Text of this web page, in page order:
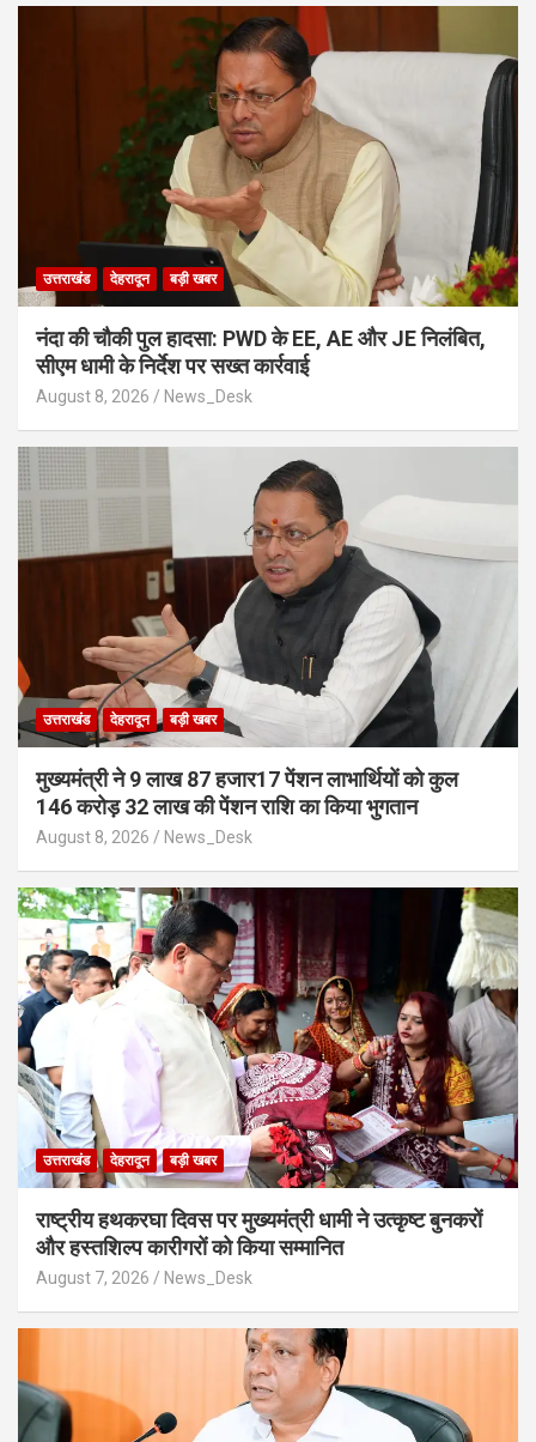
उत्तराखंड देहरादून बड़ी खबर
नंदा की चौकी पुल हादसा: PWD के EE, AE और JE निलंबित,
सीएम धामी के निर्देश पर सख्त कार्रवाई
August 8, 2026 News_Desk
उत्तराखंड देहरादून बड़ी खबर
मुख्यमंत्री ने 9 लाख 87 हजार17 पेंशन लाभार्थियों को कुल
146 करोड़ 32 लाख की पेंशन राशि का किया भुगतान
August 8, 2026 News_Desk
उत्तराखंड देहरादून बड़ी खबर
राष्ट्रीय हथकरघा दिवस पर मुख्यमंत्री धामी ने उत्कृष्ट बुनकरों
और हस्तशिल्प कारीगरों को किया सम्मानित
August 7, 2026 News_Desk